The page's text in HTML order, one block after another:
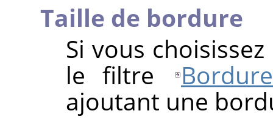
Taille de bordure
Si vous
le filtre
ajoutant une